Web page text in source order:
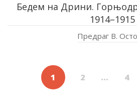
Бедем на Дрини.
1914–1915
Предраг В.
1 2 … 4